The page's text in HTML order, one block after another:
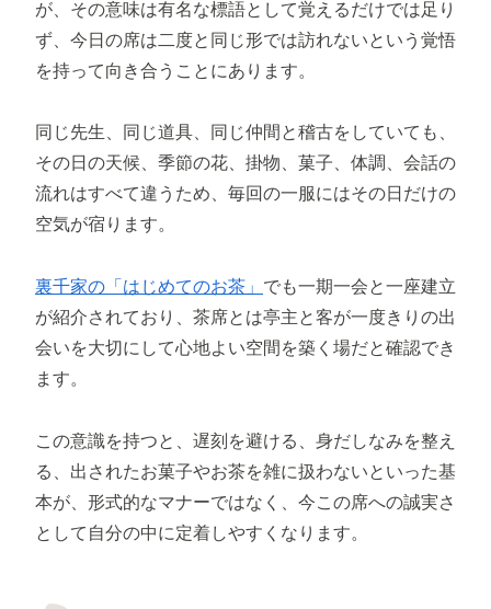
が、その意味は有名な標語として覚えるだけでは足り
ず、今日の席は二度と同じ形では訪れないという覚悟
を持って向き合うことにあります。
同じ先生、同じ道具、同じ仲間と稽古をしていても、
その日の天候、季節の花、掛物、菓子、体調、会話の
流れはすべて違うため、毎回の一服にはその日だけの
空気が宿ります。
裏千家の「はじめてのお茶」 でも一期一会と一座建立
が紹介されており、茶席とは亭主と客が一度きりの出
会いを大切にして心地よい空間を築く場だと確認でき
ます。
この意識を持つと、遅刻を避ける、身だしなみを整え
る、出されたお菓子やお茶を雑に扱わないといった基
本が、形式的なマナーではなく、今この席への誠実さ
として自分の中に定着しやすくなります。